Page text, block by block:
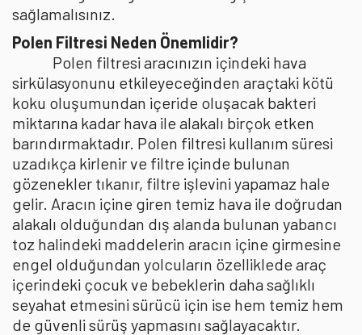
sağlamalısınız.
Polen Filtresi Neden Önemlidir?
Polen filtresi aracınızın içindeki hava
sirkülasyonunu etkileyeceğinden araçtaki kötü
koku oluşumundan içeride oluşacak bakteri
miktarına kadar hava ile alakalı birçok etken
barındırmaktadır. Polen filtresi kullanım süresi
uzadıkça kirlenir ve filtre içinde bulunan
gözenekler tıkanır, filtre işlevini yapamaz hale
gelir. Aracın içine giren temiz hava ile doğrudan
alakalı olduğundan dış alanda bulunan yabancı
toz halindeki maddelerin aracın içine girmesine
engel olduğundan yolcuların özelliklede araç
içerindeki çocuk ve bebeklerin daha sağlıklı
seyahat etmesini sürücü için ise hem temiz hem
de güvenli sürüş yapmasını sağlayacaktır.